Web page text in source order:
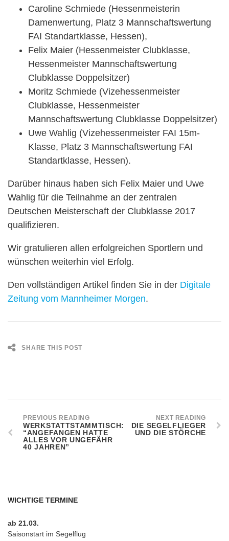
Caroline Schmiede (Hessenmeisterin
Damenwertung, Platz 3 Mannschaftswertung
FAI Standartklasse, Hessen),
Felix Maier (Hessenmeister Clubklasse,
Hessenmeister Mannschaftswertung
Clubklasse Doppelsitzer)
Moritz Schmiede (Vizehessenmeister
Clubklasse, Hessenmeister
Mannschaftswertung Clubklasse Doppelsitzer)
Uwe Wahlig (Vizehessenmeister FAI 15m-
Klasse, Platz 3 Mannschaftswertung FAI
Standartklasse, Hessen).
Darüber hinaus haben sich Felix Maier und Uwe
Wahlig für die Teilnahme an der zentralen
Deutschen Meisterschaft der Clubklasse 2017
qualifizieren.
Wir gratulieren allen erfolgreichen Sportlern und
wünschen weiterhin viel Erfolg.
Den vollständigen Artikel finden Sie in der Digitale
Zeitung vom Mannheimer Morgen.
SHARE THIS POST
PREVIOUS READING
WERKSTATTSTAMMTISCH:
“ANGEFANGEN HATTE
ALLES VOR UNGEFÄHR
40 JAHREN”
NEXT READING
DIE SEGELFLIEGER
UND DIE STÖRCHE
WICHTIGE TERMINE
ab 21.03.
Saisonstart im Segelflug